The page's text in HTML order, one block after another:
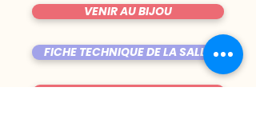
VENIR AU BIJOU
FICHE TECHNIQUE DE LA SALLE
TRUCS CHIANTS